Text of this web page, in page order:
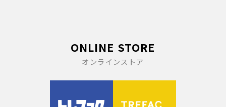
ONLINE STORE
オンラインストア